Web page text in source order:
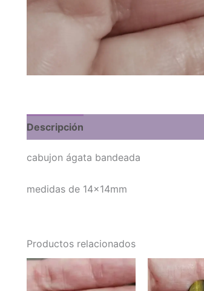
Descripción
cabujon ágata bandeada
medidas de 14x14mm
Productos relacionados